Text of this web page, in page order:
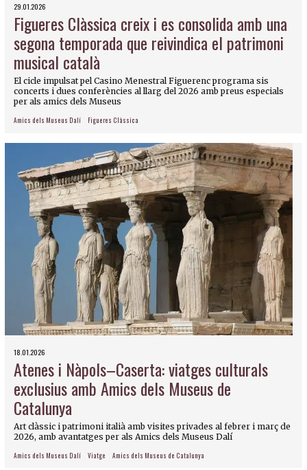
29.01.2026
Figueres Clàssica creix i es consolida amb una
segona temporada que reivindica el patrimoni
musical català
El cicle impulsat pel Casino Menestral Figuerenc programa sis
concerts i dues conferències al llarg del 2026 amb preus especials
per als amics dels Museus
Amics dels Museus Dalí Figueres Clàssica
18.01.2026
Atenes i Nàpols–Caserta: viatges culturals
exclusius amb Amics dels Museus de
Catalunya
Art clàssic i patrimoni italià amb visites privades al febrer i març de
2026, amb avantatges per als Amics dels Museus Dalí
Amics dels Museus Dalí Viatge Amics dels Museus de Catalunya